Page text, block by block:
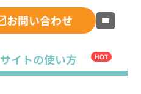
お問い合わせ
サイトの使い方 HOT